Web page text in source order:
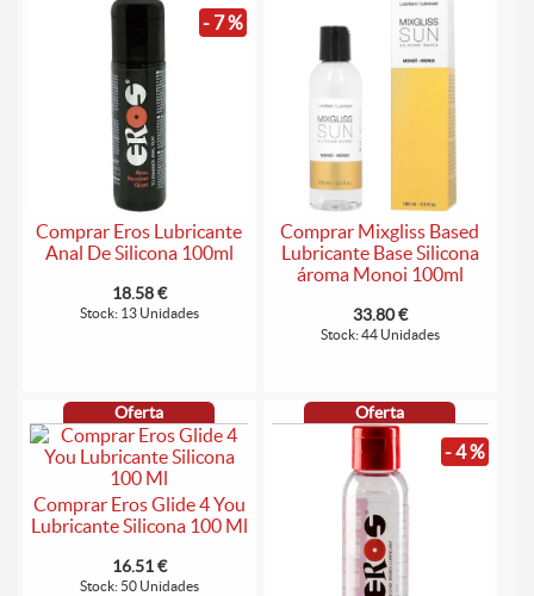
- 7 %
Comprar Eros Lubricante
Anal De Silicona 100ml
18.58 €
Stock: 13 Unidades
Comprar Mixgliss Based
Lubricante Base Silicona
ároma Monoi 100ml
33.80 €
Stock: 44 Unidades
Oferta
Comprar Eros Glide 4 You
Lubricante Silicona 100 Ml
16.51 €
Stock: 50 Unidades
Oferta
- 4 %